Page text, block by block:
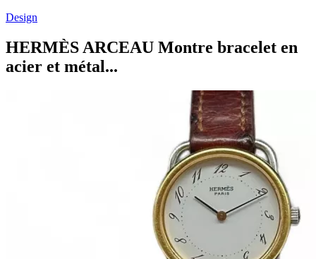
Design
HERMÈS ARCEAU Montre bracelet en
acier et métal...